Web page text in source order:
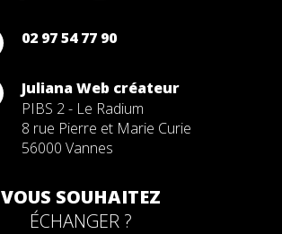
02 97 54 77 90
Juliana Web créateur
PIBS 2 - Le Radium
8 rue Pierre et Marie Curie
56000 Vannes
VOUS SOUHAITEZ
ÉCHANGER ?